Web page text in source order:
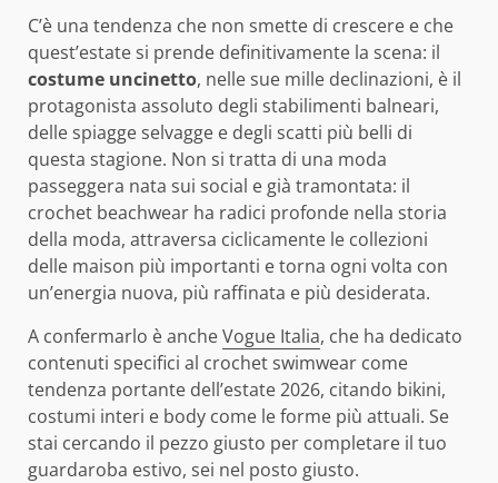
C’è una tendenza che non smette di crescere e che
quest’estate si prende definitivamente la scena: il
costume uncinetto, nelle sue mille declinazioni, è il
protagonista assoluto degli stabilimenti balneari,
delle spiagge selvagge e degli scatti più belli di
questa stagione. Non si tratta di una moda
passeggera nata sui social e già tramontata: il
crochet beachwear ha radici profonde nella storia
della moda, attraversa ciclicamente le collezioni
delle maison più importanti e torna ogni volta con
un’energia nuova, più raffinata e più desiderata.
A confermarlo è ancheVogue Italia, che ha dedicato
contenuti specifici al crochet swimwear come
tendenza portante dell’estate 2026, citando bikini,
costumi interi e body come le forme più attuali. Se
stai cercando il pezzo giusto per completare il tuo
guardaroba estivo, sei nel posto giusto.